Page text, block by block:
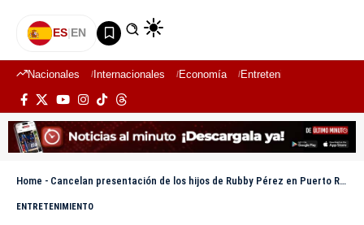
ES|EN
Nacionales Internacionales Economía Entretenimiento
Home - Cancelan presentación de los hijos de Rubby Pérez en Puerto Rico por temas migratorios
ENTRETENIMIENTO